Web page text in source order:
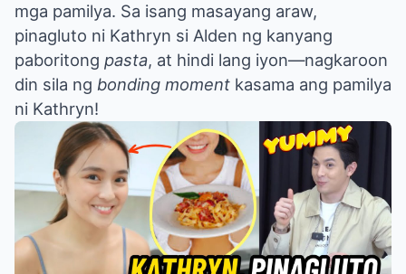
mga pamilya. Sa isang masayang araw,
pinagluto ni Kathryn si Alden ng kanyang
paboritong pasta, at hindi lang iyon—nagkaroon
din sila ng bonding moment kasama ang pamilya
ni Kathryn!